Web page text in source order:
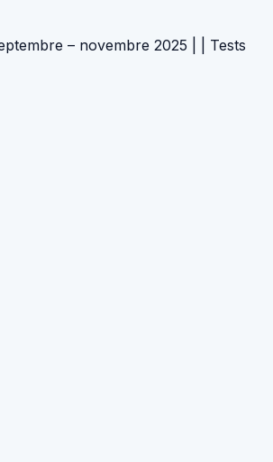
– novembre 2025 | | Tests